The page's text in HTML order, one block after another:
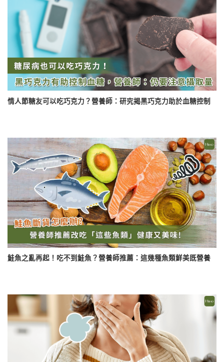
情人節糖友可以吃巧克力？營養師：研究揭黑巧克力助於血糖控制
鮭魚之亂再起！吃不到鮭魚？營養師推薦：這幾種魚類鮮美既營養